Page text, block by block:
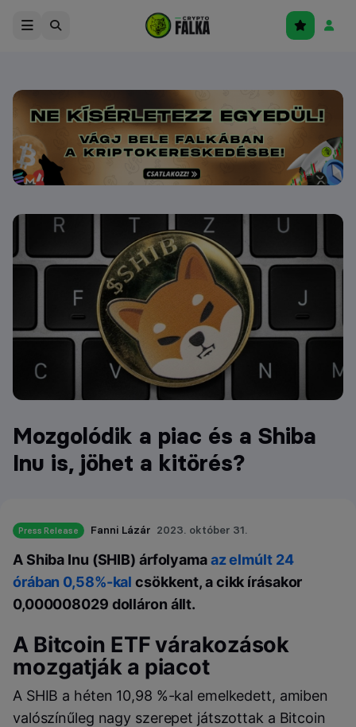
Mozgolódik a piac és a Shiba
Inu is, jöhet a kitörés?
Press Release Fanni Lázár 2023. október 31.
A Shiba Inu (SHIB) árfolyamaaz elmúlt 24
órában 0,58%-kalcsökkent, a cikk írásakor
0,000008029 dolláron állt.
A Bitcoin ETF várakozások
mozgatják a piacot
A SHIB a héten 10,98 %-kal emelkedett, amiben
valószínűleg nagy szerepet játszottak a Bitcoin